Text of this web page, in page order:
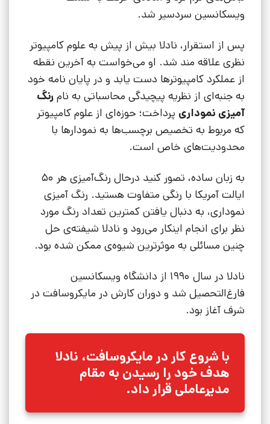
ویسکانسین سردسیر شد.
پس از استقرار، نادلا بیش از پیش به علوم کامپیوتر
نظری علاقه مند شد. او می‌خواست به آخرین نقطه
از عملکرد کامپیوترها دست یابد و در پایان نامه خود
به جنبه‌ای از نظریه پیچیدگی محاسباتی به نامرنگ
آمیزی نموداری پرداخت؛ حوزه‌ای از علوم کامپیوتر
که مربوط به تخصیص برچسب‌ها به نمودارها با
محدودیت‌های خاص است.
به زبان ساده، تصور کنید درحال رنگ‌آمیزی هر 50
ایالت آمریکا با رنگی متفاوت هستید. رنگ آمیزی
نموداری، به دنبال یافتن کمترین تعداد رنگ مورد
نظر برای انجام اینکار می‌رود و نادلا شیفته‌ی حل
چنین مسائلی به موثرترین شیوه‌ی ممکن شده بود.
نادلا در سال 1990 از دانشگاه ویسکانسین
فارغ‌التحصیل شد و دوران کارش در مایکروسافت در
شرف آغاز بود.
با شروع کار در مایکروسافت، نادلا
هدف خود را رسیدن به مقام
مدیرعاملی قرار داد.